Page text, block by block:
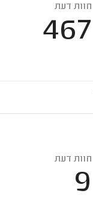
חוות דעת
467
חוות דעת
9